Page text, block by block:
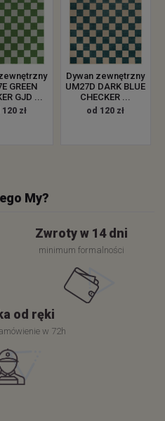
GREEN
GJD ...
zł
Dywan zewnętrzny
UM27D DARK BLUE
CHECKER ...
od 120 zł
My?
Zwroty w 14 dni
minimum formalności
od ręki
w 72h